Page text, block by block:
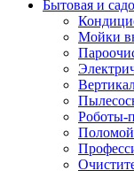
Бытовая и
Мойки
Роботы-